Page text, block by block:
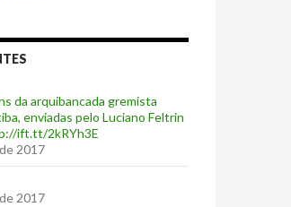
da arquibancada gremista
enviadas pelo Luciano Feltrin
ift.tt/2kRYh3E
2017
2017